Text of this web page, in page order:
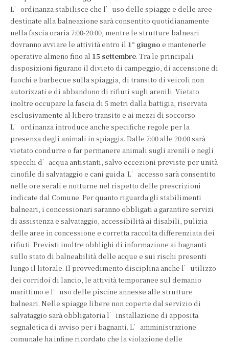
L’ordinanza stabilisce che l’uso delle spiagge e delle aree
destinate alla balneazione sarà consentito quotidianamente
nella fascia oraria 7:00-20:00, mentre le strutture balneari
dovranno avviare le attività entro il 1° giugno e mantenerle
operative almeno fino al 15 settembre. Tra le principali
disposizioni figurano il divieto di campeggio, di accensione di
fuochi e barbecue sulla spiaggia, di transito di veicoli non
autorizzati e di abbandono di rifiuti sugli arenili. Vietato
inoltre occupare la fascia di 5 metri dalla battigia, riservata
esclusivamente al libero transito e ai mezzi di soccorso.
L’ordinanza introduce anche specifiche regole per la
presenza degli animali in spiaggia. Dalle 7:00 alle 20:00 sarà
vietato condurre o far permanere animali sugli arenili e negli
specchi d’acqua antistanti, salvo eccezioni previste per unità
cinofile di salvataggio e cani guida. L’accesso sarà consentito
nelle ore serali e notturne nel rispetto delle prescrizioni
indicate dal Comune. Per quanto riguarda gli stabilimenti
balneari, i concessionari saranno obbligati a garantire servizi
di assistenza e salvataggio, accessibilità ai disabili, pulizia
delle aree in concessione e corretta raccolta differenziata dei
rifiuti. Previsti inoltre obblighi di informazione ai bagnanti
sullo stato di balneabilità delle acque e sui rischi presenti
lungo il litorale. Il provvedimento disciplina anche l’utilizzo
dei corridoi di lancio, le attività temporanee sul demanio
marittimo e l’uso delle piscine annesse alle strutture
balneari. Nelle spiagge libere non coperte dal servizio di
salvataggio sarà obbligatoria l’installazione di apposita
segnaletica di avviso per i bagnanti. L’amministrazione
comunale ha infine ricordato che la violazione delle